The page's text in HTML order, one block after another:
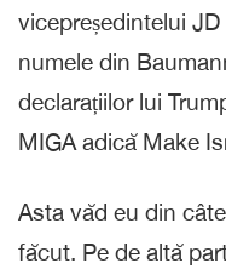
vicepreședintelui
numele din
declarațiilor lui
MIGA adică Make
Asta văd eu din
făcut. Pe de altă